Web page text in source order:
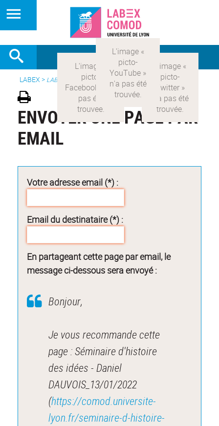
LABEX > LABEX COMOD
ENVOYER UNE PAGE PAR
EMAIL
Votre adresse email (*) :
Email du destinataire (*) :
En partageant cette page par email, le
message ci-dessous sera envoyé :
Bonjour,
Je vous recommande cette
page : Séminaire d'histoire
des idées - Daniel
DAUVOIS_13/01/2022
(https://comod.universite-
lyon.fr/seminaire-d-histoire-